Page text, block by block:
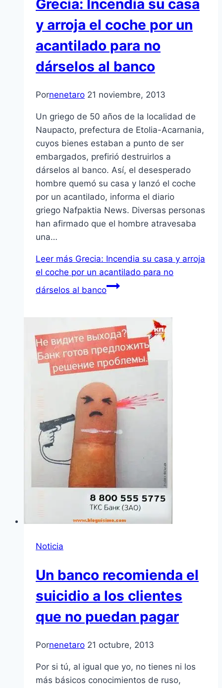
Grecia: Incendia su casa
y arroja el coche por un
acantilado para no
dárselos al banco
Pornenetaro 21 noviembre, 2013
Un griego de 50 años de la localidad de
Naupacto, prefectura de Etolia-Acarnania,
cuyos bienes estaban a punto de ser
embargados, prefirió destruirlos a
dárselos al banco. Así, el desesperado
hombre quemó su casa y lanzó el coche
por un acantilado, informa el diario
griego Nafpaktia News. Diversas personas
han afirmado que el hombre atravesaba
una…
Leer más Grecia: Incendia su casa y arroja
el coche por un acantilado para no
dárselos al banco
Noticia
Un banco recomienda el
suicidio a los clientes
que no puedan pagar
Pornenetaro 21 octubre, 2013
Por si tú, al igual que yo, no tienes ni los
más básicos conocimientos de ruso,